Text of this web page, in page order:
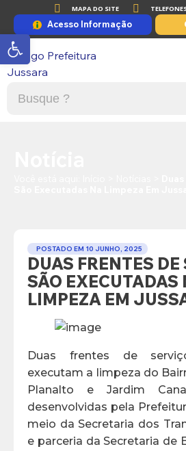
MAPA DO SITE
Acesso Informação
POSTADO EM 10 JUNHO, 2025
DUAS FRENTES DE
SÃO EXECUTADAS
LIMPEZA EM
Duas frentes de
executam a limpeza do
Planalto e Jardim
desenvolvidas pela
meio da Secretaria dos
e parceria da Secretaria de
Abrir a barra de ferramentas